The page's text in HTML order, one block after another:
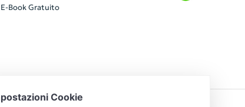
E-Book Gratuito